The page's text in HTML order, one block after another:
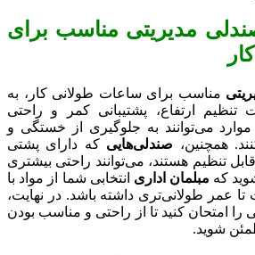
مدیریتی مناسب برای
مناسب برای ساعات طولانی کار، به
تنظیم ارتفاع، پشتیبانی کمر و راحتی
می‌توانند به جلوگیری از خستگی و
همچنین، صندلی‌هایی که دارای پشتی
تنظیم هستند، می‌توانند راحتی بیشتری
که مبلمان اداری انتخابی شما از مواد با
عمر طولانی‌تری داشته باشد. در نهایت،
را امتحان کنید تا از راحتی و مناسب بودن
شوید.